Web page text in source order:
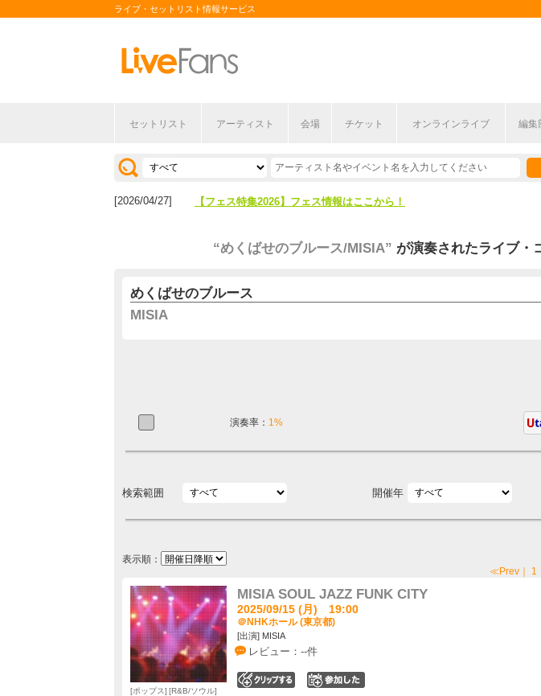
ライブ・セットリスト情報サービス
セットリスト アーティスト 会場 チケット オンラインライブ 編集
[2026/07/28] 【ライブ動員ランキング】2026年上半期編発表！
[2026/04/27] 【フェス特集2026】フェス情報はここから！
“めくばせのブルース/MISIA” が演奏されたライブ・
めくばせのブルース
MISIA
演奏率： 1%
検索範囲 開催年
表示順：
≪Prev ｜ 1
MISIA SOUL JAZZ FUNK CITY
2025/09/15 (月) 19:00
＠NHKホール (東京都)
[出演] MISIA
レビュー：--件
ポップス R&B/ソウル